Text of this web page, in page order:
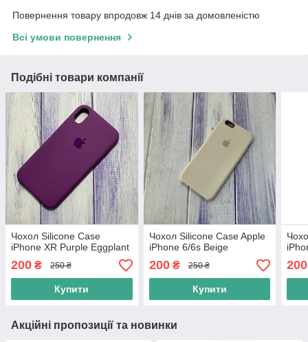
Повернення товару впродовж 14 днів за домовленістю
Всі умови повернення
Подібні товари компанії
Чохол Silicone Case
iPhone XR Purple Eggplant
200 ₴ 250 ₴
Купити
Чохол Silicone Case Apple
iPhone 6/6s Beige
200₴ 250 ₴
Купити
200
Акційні пропозиції та новинки